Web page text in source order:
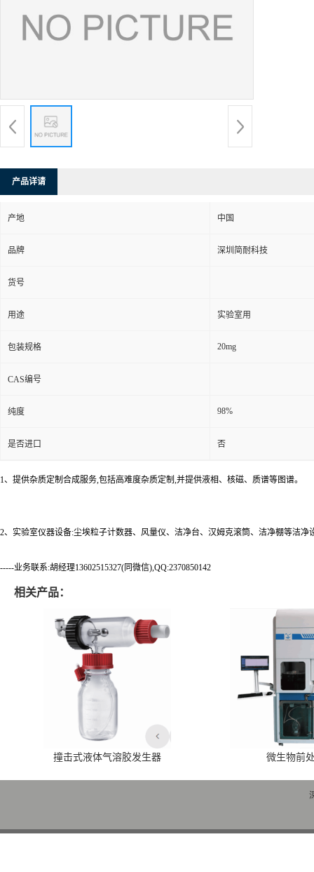
产品详请
产地 中国
品牌 深圳简耐科技
货号
用途 实验室用
包装规格 20mg
CAS编号
纯度 98%
是否进口 否
1、提供杂质定制合成服务,包括高难度杂质定制,并提供液相、核磁、质谱等图谱。
2、实验室仪器设备:尘埃粒子计数器、风量仪、洁净台、汉姆克滚筒、洁净棚等洁
-----业务联系:胡经理13602515327(同微信),QQ:2370850142
相关产品：
撞击式液体气溶胶发生器 微生物前